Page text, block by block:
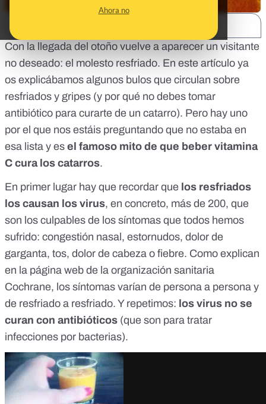
Ahora no
Con la llegada del otoño vuelve a aparecer un visitante
no deseado: el molesto resfriado. En este artículo ya
os explicábamos algunos bulos que circulan sobre
resfriados y gripes (y por qué no debes tomar
antibiótico para curarte de un catarro). Pero hay uno
por el que nos estáis preguntando que no estaba en
esa lista y es el famoso mito de que beber vitamina
C cura los catarros.
En primer lugar hay que recordar que los resfriados
los causan los virus, en concreto, más de 200, que
son los culpables de los síntomas que todos hemos
sufrido: congestión nasal, estornudos, dolor de
garganta, tos, dolor de cabeza o fiebre. Como explican
en la página web de la organización sanitaria
Cochrane, los síntomas varían de persona a persona y
de resfriado a resfriado. Y repetimos: los virus no se
curan con antibióticos (que son para tratar
infecciones por bacterias).